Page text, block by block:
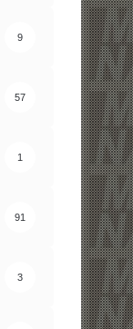
9
57
1
91
3